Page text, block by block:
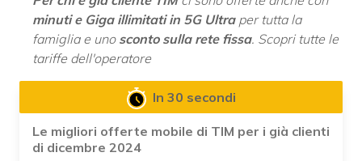
minuti e Giga illimitati in 5G Ultraper tutta la
famiglia e uno sconto sulla rete fissa. Scopri tutte le
tariffe dell'operatore
In 30 secondi
Le migliori offerte mobile di TIM per i già clienti
di dicembre 2024